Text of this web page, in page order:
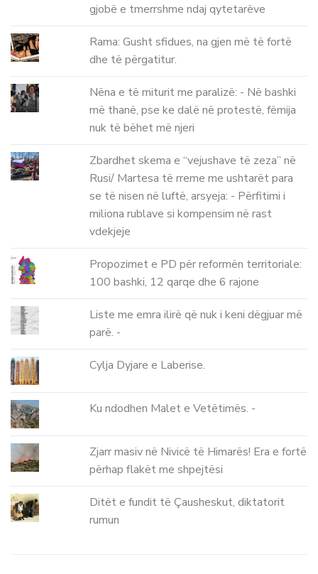
gjobë e tmerrshme ndaj qytetarëve
Rama: Gusht sfidues, na gjen më të fortë
dhe të përgatitur.
Nëna e të miturit me paralizë: - Në bashki
më thanë, pse ke dalë në protestë, fëmija
nuk të bëhet më njeri
Zbardhet skema e “vejushave të zeza” në
Rusi/ Martesa të rreme me ushtarët para
se të nisen në luftë, arsyeja: - Përfitimi i
miliona rublave si kompensim në rast
vdekjeje
Propozimet e PD për reformën territoriale:
100 bashki, 12 qarqe dhe 6 rajone
Liste me emra ilirë që nuk i keni dëgjuar më
parë. -
Cylja Dyjare e Laberise.
Ku ndodhen Malet e Vetëtimës. -
Zjarr masiv në Nivicë të Himarës! Era e fortë
përhap flakët me shpejtësi
Ditët e fundit të Çausheskut, diktatorit
rumun